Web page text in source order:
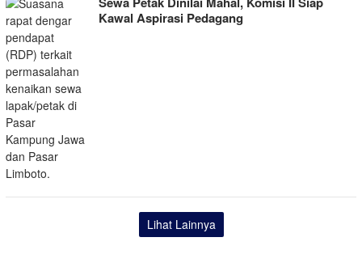
Kawal Aspirasi Pedagang
Lihat Lainnya